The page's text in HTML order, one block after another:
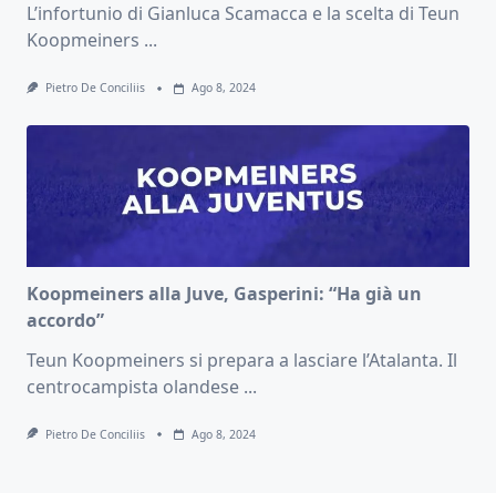
L’infortunio di Gianluca Scamacca e la scelta di Teun
Koopmeiners ...
Pietro De Conciliis Ago 8, 2024
Koopmeiners alla Juve, Gasperini: “Ha già un
accordo”
Teun Koopmeiners si prepara a lasciare l’Atalanta. Il
centrocampista olandese ...
Pietro De Conciliis Ago 8, 2024